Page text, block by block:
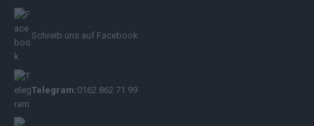
Schreib uns auf Facebook
Telegram:0162 862 71 99